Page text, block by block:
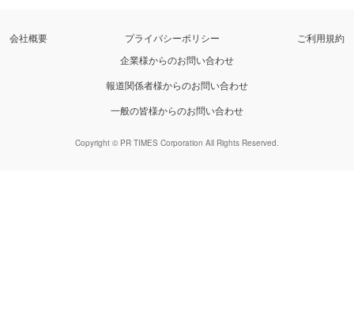
会社概要 プライバシーポリシー
ご利用規約
企業様からのお問い合わせ
報道関係者様からのお問い合わせ
一般の皆様からのお問い合わせ
Copyright © PR TIMES Corporation All Rights Reserved.